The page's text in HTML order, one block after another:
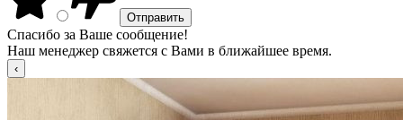
Спасибо за Ваше сообщение!
Наш менеджер свяжется с Вами в ближайшее время.